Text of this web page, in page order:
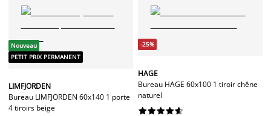
Nouveau
PETIT PRIX PERMANENT
LIMFJORDEN
Bureau LIMFJORDEN 60x140 1 porte
4 tiroirs beige
-25%
HAGE
Bureau HAGE 60x100 1 tiroir chêne
naturel





